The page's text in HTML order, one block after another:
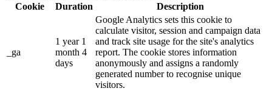
Cookie
Duration Description
_ga
1 year 1
month 4
days
Google Analytics sets this cookie to
calculate visitor, session and campaign data
and track site usage for the site's analytics
report. The cookie stores information
anonymously and assigns a randomly
generated number to recognise unique
visitors.